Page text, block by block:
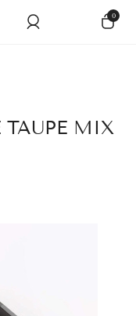
0
MIX